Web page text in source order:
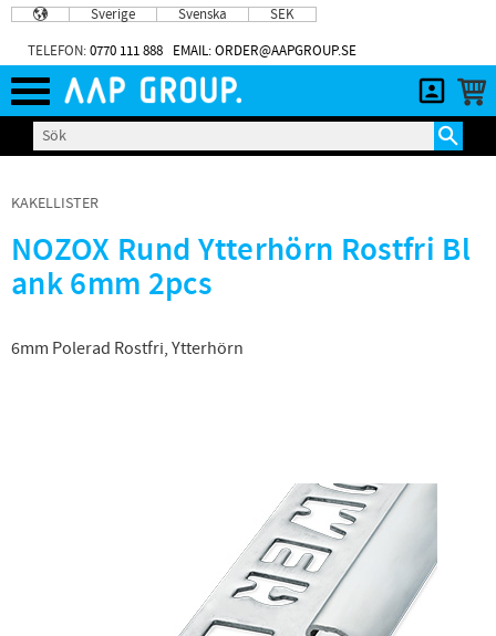
Meny
Sverige Svenska SEK
TELEFON:0770 111 888 EMAIL: ORDER@AAPGROUP.SE
KAKELLISTER
NOZOX Rund Ytterhörn Rostfri Bl
ank 6mm 2pcs
6mm Polerad Rostfri, Ytterhörn